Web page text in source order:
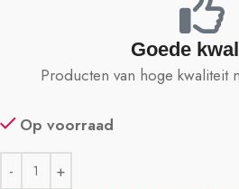
Goede
Producten van hoge kwaliteit
Op voorraad